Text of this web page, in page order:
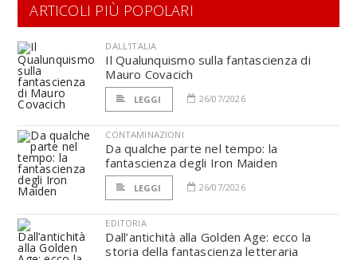
ARTICOLI PIÙ POPOLARI
DALL'ITALIA
Il Qualunquismo sulla fantascienza di
Mauro Covacich
LEGGI 26/07/2026
CONTAMINAZIONI
Da qualche parte nel tempo: la
fantascienza degli Iron Maiden
LEGGI 26/07/2026
EDITORIA
Dall’antichità alla Golden Age: ecco la
storia della fantascienza letteraria